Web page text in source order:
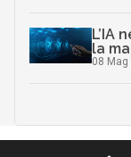
L’IA
la
08 Mag